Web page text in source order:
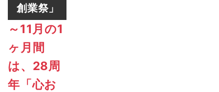
創業祭」
～11月の1
ヶ月間
は、28周
年「心お